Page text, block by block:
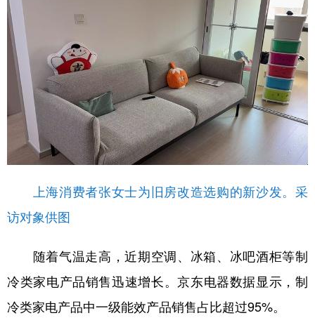
上海消费者张女士为旧房改造选购的新沙发。采
访对象供图
随着气温走高，近期空调、冰箱、冰吧酒柜等制
冷类家电产品销售迅速增长。京东电器数据显示，制
冷类家电产品中一级能效产品销售占比超过95%。